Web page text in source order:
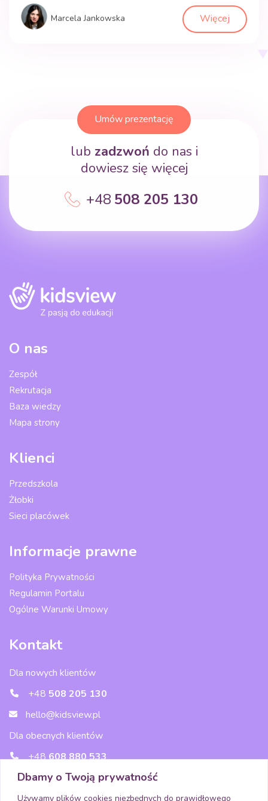
Dbamy o Twoją prywatność
Używamy plików cookies niezbędnych do prawidłowego
emocjami. To proces, który integruje naukę społecznych i
emocjonalnych kompetencji, takich jak empatia,
współpraca, samoregulacja emocjonalna oraz
Marcela Jankowska Więcej
Umów prezentację
lub zadzwoń do nas i
dowiesz się więcej
+48 508 205 130
O nas
Zespół
Rekrutacja
Baza wiedzy
Mapa strony
Klienci
Przedszkola
Żłobki
Sieci placówek
Informacje prawne
Polityka Prywatności
Regulamin Portalu
Ogólne Warunki Umowy
Kontakt
Dla nowych klientów
+48 508 205 130
hello@kidsview.pl
Dla obecnych klientów
+48608 880 533
wsparcie@kidsview.pl